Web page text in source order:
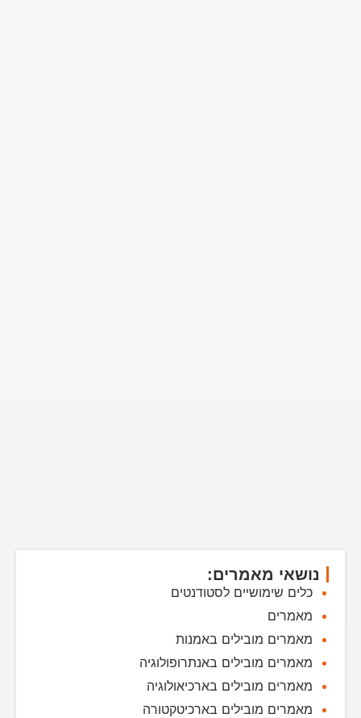
נושאי מאמרים:
כלים שימושיים לסטודנטים
מאמרים
מאמרים מובילים באמנות
מאמרים מובילים באנתרופולוגיה
מאמרים מובילים בארכיאולוגיה
מאמרים מובילים בארכיטקטורה